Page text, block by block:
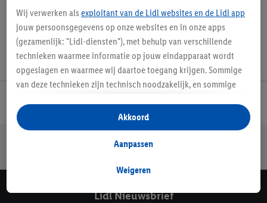
Lidl Nieuwsbrief
Jouw voordelen bij ons als Lidl webshop klant
Lidl Nieuwsbrief
Wij verwerken als exploitant van de Lidl websites en de Lidl app
jouw persoonsgegevens op onze websites en in onze apps
(gezamenlijk: "Lidl-diensten"), met behulp van verschillende
technieken waarmee informatie op jouw eindapparaat wordt
opgeslagen en waarmee wij daartoe toegang krijgen. Sommige
van deze technieken zijn technisch noodzakelijk, en sommige
opslaan van voorkeursinstellingen, het verzamelen en
analyseren van statistieken of voor het tonen van
gepersonaliseerde reclame binnen en buiten de Lidl-diensten.
gegevens over jouw aankoopgedrag in de winkel ook voor de
Als je hier toestemming geeft aan ons voor het personaliseren
Weigeren
Aanpassen
Akkoord